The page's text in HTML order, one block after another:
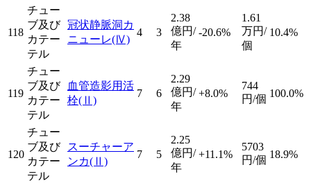
118
チュー
ブ及び
カテー
テル
冠状静脈洞カ
ニューレ(Ⅳ)
4 3
2.38
億円/
年
-20.6%
1.61
万円/
個
10.4%
119
チュー
ブ及び
カテー
テル
血管造影用活
栓(Ⅱ)
7 6
2.29
億円/
年
+8.0%
744
円/個 100.0%
120
チュー
ブ及び
カテー
テル
スーチャーア
ンカ(Ⅱ)
7 5
2.25
億円/
年
+11.1%
5703
円/個 18.9%